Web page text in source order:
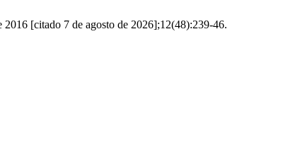
[citado 7 de agosto de 2026];12(48):239-46.